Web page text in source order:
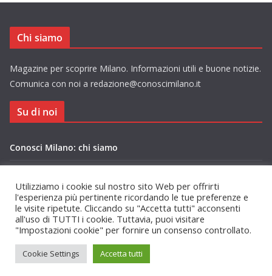
Chi siamo
Magazine per scoprire Milano. Informazioni utili e buone notizie.
Comunica con noi a redazione@conoscimilano.it
Su di noi
Conosci Milano: chi siamo
Copyright © 2026Conosci Milano
Tema:ColorMag di ThemeGrill. Powered by
Utilizziamo i cookie sul nostro sito Web per offrirti
l'esperienza più pertinente ricordando le tue preferenze e
le visite ripetute. Cliccando su "Accetta tutti" acconsenti
all'uso di TUTTI i cookie. Tuttavia, puoi visitare
"Impostazioni cookie" per fornire un consenso controllato.
Cookie Settings Accetta tutti